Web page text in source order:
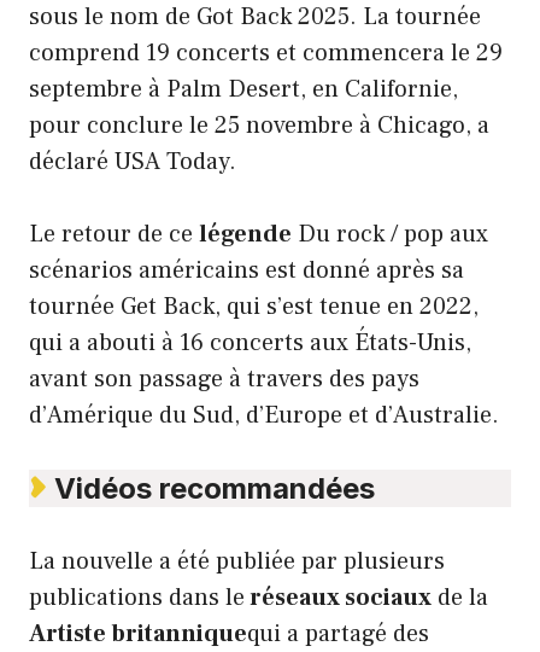
sous le nom de Got Back 2025. La tournée
comprend 19 concerts et commencera le 29
septembre à Palm Desert, en Californie,
pour conclure le 25 novembre à Chicago, a
déclaré USA Today.
Le retour de ce légende Du rock / pop aux
scénarios américains est donné après sa
tournée Get Back, qui s’est tenue en 2022,
qui a abouti à 16 concerts aux États-Unis,
avant son passage à travers des pays
d’Amérique du Sud, d’Europe et d’Australie.
Vidéos recommandées
La nouvelle a été publiée par plusieurs
publications dans leréseaux sociaux de la
Artiste britanniquequi a partagé des